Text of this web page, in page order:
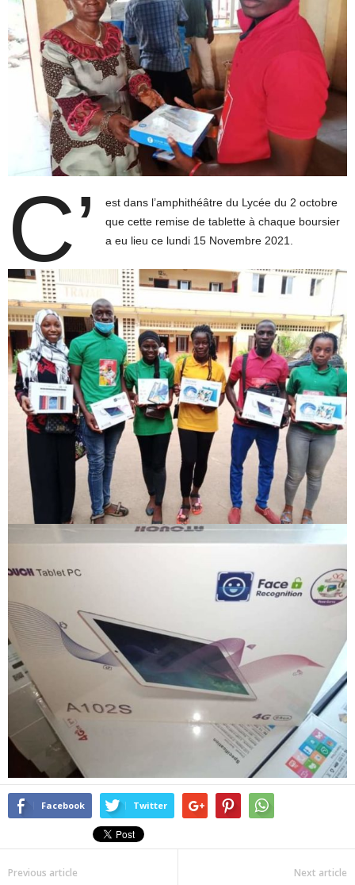
C’
est dans l’amphithéâtre du Lycée du 2 octobre
que cette remise de tablette à chaque boursier
a eu lieu ce lundi 15 Novembre 2021.
Facebook Twitter
Previous article Next article